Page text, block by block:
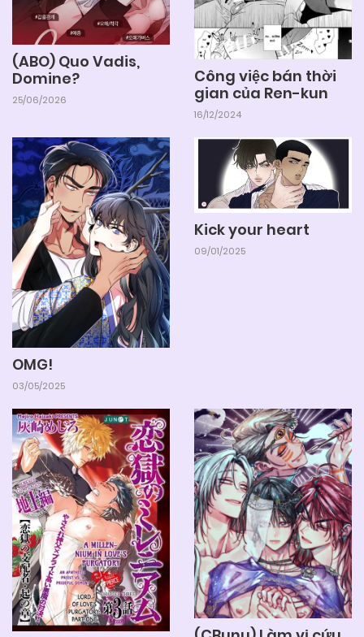
Chapter 1 04/06/2025
(ABO) Quo Vadis,
Domine?
25/06/2026
Công việc bán thời
gian của Ren-kun
16/12/2024
OMG!
03/05/2025
Kick your heart
09/01/2025